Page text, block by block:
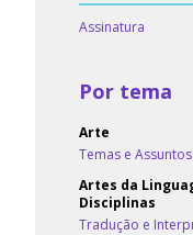
Assinatura
Por tema
Arte
Temas e Assuntos
Artes da
Disciplinas
Tradução e